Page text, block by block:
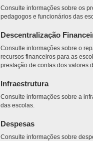
Consulte informações sobre os
pedagogos e funcionários das
Descentralização
Consulte informações sobre o
recursos financeiros para as
prestação de contas dos valores
Infraestrutura
Consulte informações sobre a
das escolas.
Despesas
Consulte informações sobre